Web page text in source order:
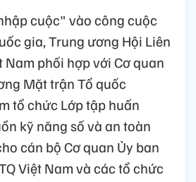
cuộc" vào công cuộc
gia, Trung ương Hội Liên
Nam phối hợp với Cơ quan
Mặt trận Tổ quốc
tổ chức Lớp tập huấn
kỹ năng số và an toàn
cán bộ Cơ quan Ủy ban
Việt Nam và các tổ chức